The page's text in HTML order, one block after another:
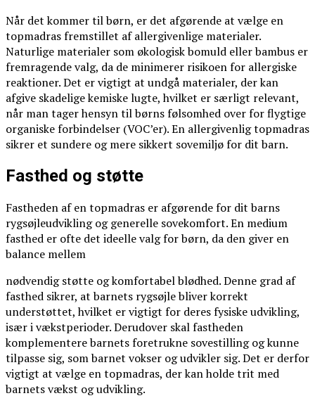
Når det kommer til børn, er det afgørende at vælge en
topmadras fremstillet af allergivenlige materialer.
Naturlige materialer som økologisk bomuld eller bambus er
fremragende valg, da de minimerer risikoen for allergiske
reaktioner. Det er vigtigt at undgå materialer, der kan
afgive skadelige kemiske lugte, hvilket er særligt relevant,
når man tager hensyn til børns følsomhed over for flygtige
organiske forbindelser (VOC’er). En allergivenlig topmadras
sikrer et sundere og mere sikkert sovemiljø for dit barn.
Fasthed og støtte
Fastheden af en topmadras er afgørende for dit barns
rygsøjleudvikling og generelle sovekomfort. En medium
fasthed er ofte det ideelle valg for børn, da den giver en
balance mellem
nødvendig støtte og komfortabel blødhed. Denne grad af
fasthed sikrer, at barnets rygsøjle bliver korrekt
understøttet, hvilket er vigtigt for deres fysiske udvikling,
især i vækstperioder. Derudover skal fastheden
komplementere barnets foretrukne sovestilling og kunne
tilpasse sig, som barnet vokser og udvikler sig. Det er derfor
vigtigt at vælge en topmadras, der kan holde trit med
barnets vækst og udvikling.